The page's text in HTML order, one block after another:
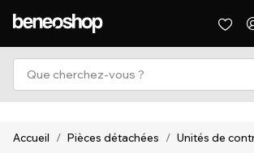
Accueil / Pièces détachées / Unités de